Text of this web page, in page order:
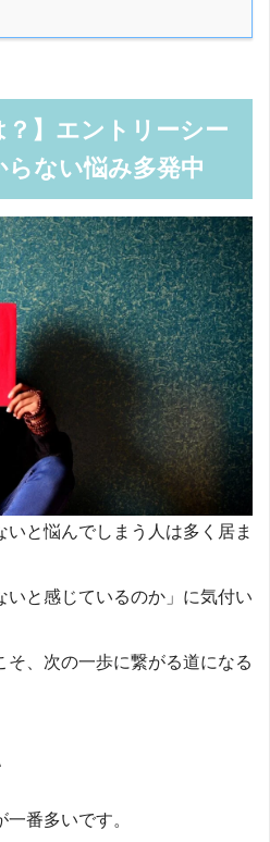
？】エントリーシー
らない悩み多発中
と悩んでしまう人は多く居ま
いと感じているのか」に気付い
そ、次の一歩に繋がる道になる
番多いです。